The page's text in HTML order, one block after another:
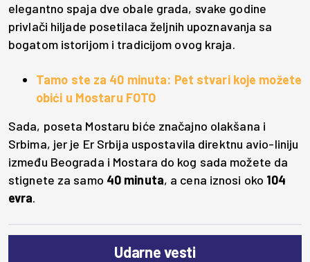
elegantno spaja dve obale grada, svake godine
privlači hiljade posetilaca željnih upoznavanja sa
bogatom istorijom i tradicijom ovog kraja.
Tamo ste za 40 minuta: Pet stvari koje možete
obići u Mostaru FOTO
Sada, poseta Mostaru biće značajno olakšana i
Srbima, jer je Er Srbija uspostavila direktnu avio-liniju
između Beograda i Mostara do kog sada možete da
stignete za samo 40 minuta, a cena iznosi oko 104
evra.
Udarne vesti